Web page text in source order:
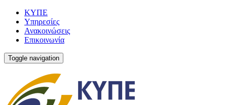
ΚΥΠΕ
Υπηρεσίες
Ανακοινώσεις
Επικοινωνία
Toggle navigation